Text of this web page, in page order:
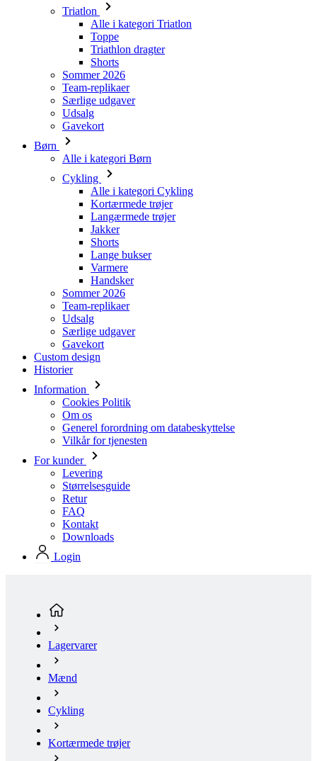
Triatlon
Alle i kategori Triatlon
Toppe
Triathlon dragter
Shorts
Sommer 2026
Team-replikaer
Særlige udgaver
Udsalg
Gavekort
Børn
Alle i kategori Børn
Cykling
Alle i kategori Cykling
Kortærmede trøjer
Langærmede trøjer
Jakker
Shorts
Lange bukser
Varmere
Handsker
Sommer 2026
Team-replikaer
Udsalg
Særlige udgaver
Gavekort
Custom design
Historier
Information
Cookies Politik
Om os
Generel forordning om databeskyttelse
Vilkår for tjenesten
For kunder
Levering
Størrelsesguide
Retur
FAQ
Kontakt
Downloads
Login
Lagervarer
Mænd
Cykling
Kortærmede trøjer